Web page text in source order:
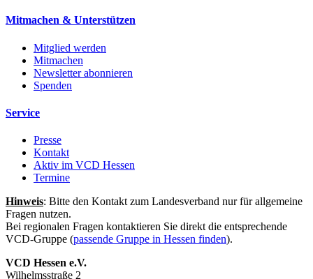
Mitmachen & Unterstützen
Mitglied werden
Mitmachen
Newsletter abonnieren
Spenden
Service
Presse
Kontakt
Aktiv im VCD Hessen
Termine
Hinweis: Bitte den Kontakt zum Landesverband nur für allgemeine
Fragen nutzen.
Bei regionalen Fragen kontaktieren Sie direkt die entsprechende
VCD-Gruppe (passende Gruppe in Hessen finden).
VCD Hessen e.V.
Wilhelmsstraße 2